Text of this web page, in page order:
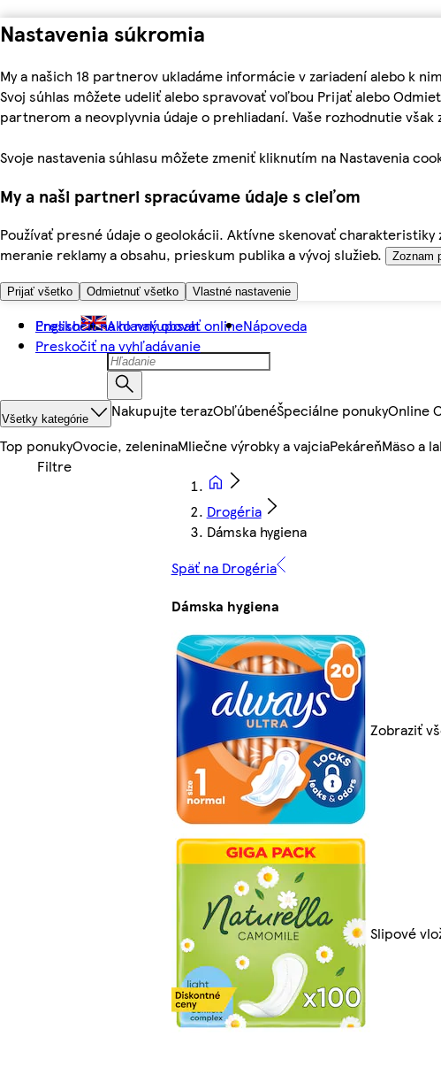
Nastavenia súkromia
My a našich 18 partnerov ukladáme informácie v zariadení alebo k
Svoj súhlas môžete udeliť alebo spravovať voľbou Prijať alebo
partnerom a neovplyvnia údaje o prehliadaní. Vaše rozhodnutie
Svoje nastavenia súhlasu môžete zmeniť kliknutím na Nastavenia
My a naši partneri spracúvame údaje s cieľom
Používať presné údaje o geolokácii. Aktívne skenovať
meranie reklamy a obsahu, prieskum publika a vývoj služieb.
Zoznam
Prijať všetko Odmietnuť všetko Vlastné nastavenie
Preskočiť na hlavný obsah
Preskočiť na vyhľadávanie
English Ako nakupovať onlineNápoveda
Všetky kategórie Nakupujte terazObľúbenéŠpeciálne ponukyOnline
Top ponukyOvocie, zeleninaMliečne výrobky a vajciaPekáreňMäso a
Drogéria
Dámska hygiena
Späť na Drogéria
Dámska hygiena
Zobraziť
Slipové